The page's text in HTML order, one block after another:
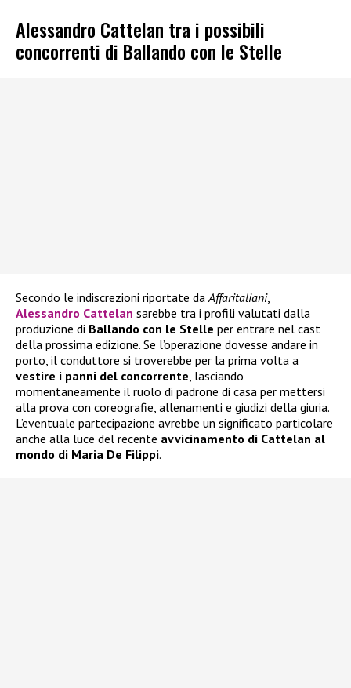
Alessandro Cattelan tra i possibili
concorrenti di Ballando con le Stelle
Secondo le indiscrezioni riportate daAffaritaliani,
Alessandro Cattelan sarebbe tra i profili valutati dalla
produzione di Ballando con le Stelle per entrare nel cast
della prossima edizione. Se l’operazione dovesse andare in
porto, il conduttore si troverebbe per la prima volta a
vestire i panni del concorrente, lasciando
momentaneamente il ruolo di padrone di casa per mettersi
alla prova con coreografie, allenamenti e giudizi della giuria.
L’eventuale partecipazione avrebbe un significato particolare
anche alla luce del recente avvicinamento di Cattelan al
mondo di Maria De Filippi.